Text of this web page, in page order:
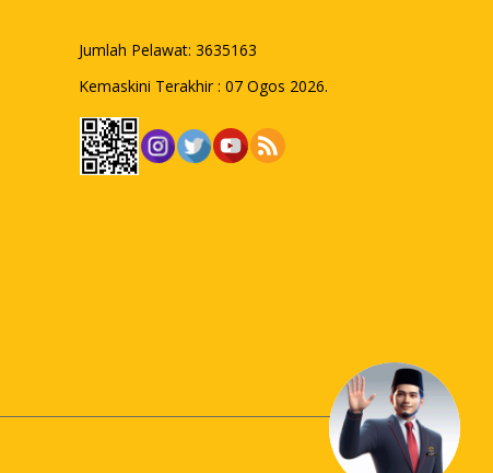
Jumlah Pelawat: 3635163
Kemaskini Terakhir : 07 Ogos 2026.